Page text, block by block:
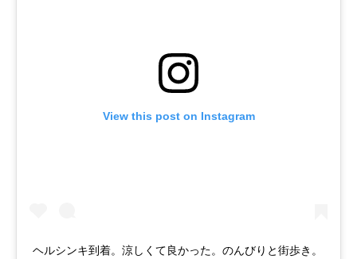
View this post on Instagram
ヘルシンキ到着。涼しくて良かった。のんびりと街歩き。